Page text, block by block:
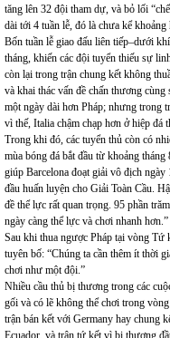
tăng lên 32 đội tham dự, và bỏ lối
dài tới 4 tuần lễ, đó là chưa kể
Bốn tuần lễ giao đấu liên tiếp–dưới
tháng, khiến các đội tuyển thiếu sự
còn lại trong trận chung kết không
và khai thác vấn đề chấn thương
một ngày dài hơn Pháp; nhưng trong
vì thế, Italia chậm chạp hơn ở hiệp đá
Trong khi đó, các tuyển thủ còn có
mùa bóng đá bắt đầu từ khoảng
giúp Barcelona đoạt giải vô địch
đầu huấn luyện cho Giải Toàn Cầu.
đề thể lực rất quan trọng. 95 phần
ngày càng thể lực và chơi nhanh hơn.”
Sau khi thua ngược Pháp tại vòng
tuyên bố: “Chúng ta cần thêm ít thời
chơi như một đội.”
Nhiều cầu thủ bị thương trong các
gối và có lẽ không thể chơi trong
trận bán kết với Germany hay chung
Ecuador, và trận tứ kết vì bị thương